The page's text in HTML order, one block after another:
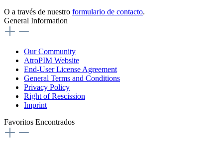
O a través de nuestro formulario de contacto.
General Information
Our Community
AtroPIM Website
End-User License Agreement
General Terms and Conditions
Privacy Policy
Right of Rescission
Imprint
Favoritos Encontrados